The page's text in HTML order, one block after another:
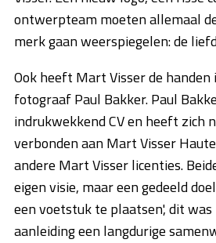
ontwerpteam moeten allemaal
merk gaan weerspiegelen: de
Ook heeft Mart Visser de handen
fotograaf Paul Bakker. Paul
indrukwekkend CV en heeft zich
verbonden aan Mart Visser
andere Mart Visser licenties.
eigen visie, maar een gedeeld
een voetstuk te plaatsen', dit was
aanleiding een langdurige